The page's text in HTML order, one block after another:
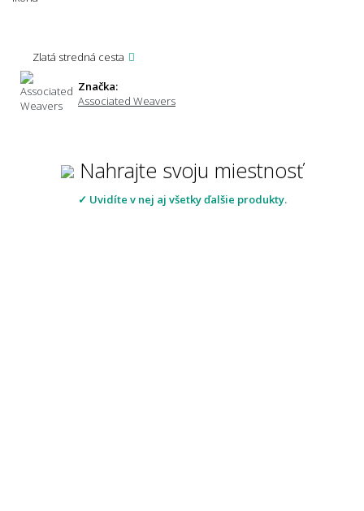
Zlatá stredná cesta
Značka:
Associated Weavers
Nahrajte svoju miestnosť
✓ Uvidíte v nej aj všetky ďalšie produkty.